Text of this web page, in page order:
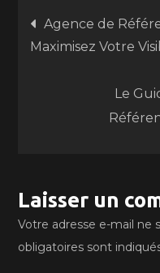
de
l’article
Agence de
Maximisez Votre
Le
Laisser un
Votre adresse e-mail ne
obligatoires sont